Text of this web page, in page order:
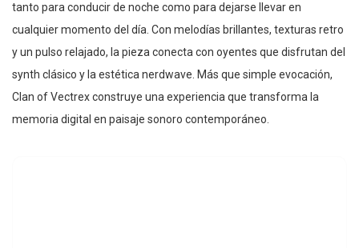
tanto para conducir de noche como para dejarse llevar en
cualquier momento del día. Con melodías brillantes, texturas retro
y un pulso relajado, la pieza conecta con oyentes que disfrutan del
synth clásico y la estética nerdwave. Más que simple evocación,
Clan of Vectrex construye una experiencia que transforma la
memoria digital en paisaje sonoro contemporáneo.